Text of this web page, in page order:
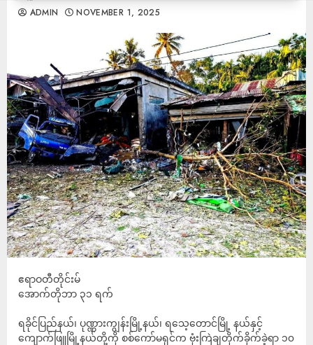
ADMIN NOVEMBER 1, 2025
ဧရာဝတီတိုင်းမ်
အောက်တိုဘာ ၃၁ ရက်
ရခိုင်ပြည်နယ်၊ ပုဏ္ဏားကျွန်းမြို့နယ်၊ ရသေ့တောင်မြို့ နယ်နှင့်
ကျောက်ဖြူမြို့နယ်တို့ကို စစ်ကော်မရှင်က ဗုံးကြဲချတိုက်ခိုက်ခဲ့ရာ ၁၀